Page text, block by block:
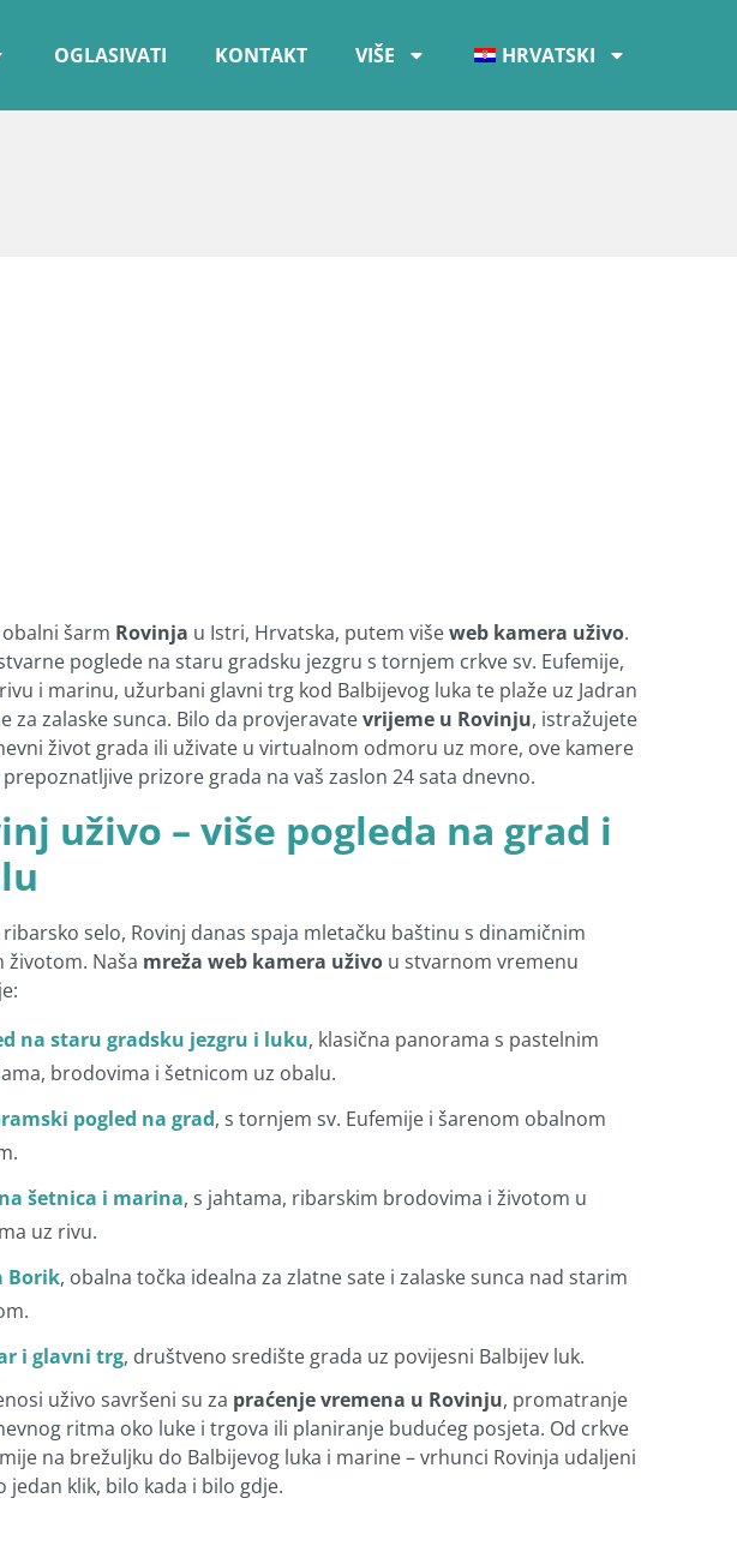
OGLASIVATI KONTAKT VIŠE HRVATSKI
šarm Rovinja u Istri, Hrvatska, putem višeweb kamera uživo.
poglede na staru gradsku jezgru s tornjem crkve sv. Eufemije,
i marinu, užurbani glavni trg kod Balbijevog luka te plaže uz Jadran
za zalaske sunca. Bilo da provjeravatevrijeme u Rovinju, istražujete
život grada ili uživate u virtualnom odmoru uz more, ove kamere
prizore grada na vaš zaslon 24 sata dnevno.
uživo – više pogleda na grad i
ribarsko selo, Rovinj danas spaja mletačku baštinu s dinamičnim
životom. Naša mreža web kamera uživo u stvarnom vremenu
na staru gradsku jezgru i luku, klasična panorama s pastelnim
brodovima i šetnicom uz obalu.
pogled na grad, s tornjem sv. Eufemije i šarenom obalnom
šetnica i marina, s jahtama, ribarskim brodovima i životom u
uz rivu.
Borik, obalna točka idealna za zlatne sate i zalaske sunca nad starim
i glavni trg, društveno središte grada uz povijesni Balbijev luk.
uživo savršeni su za praćenje vremena u Rovinju, promatranje
ritma oko luke i trgova ili planiranje budućeg posjeta. Od crkve
na brežuljku do Balbijevog luka i marine – vrhunci Rovinja udaljeni
jedan klik, bilo kada i bilo gdje.